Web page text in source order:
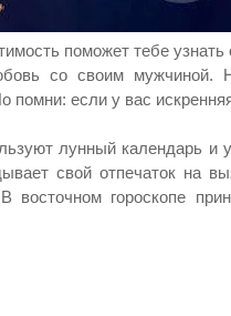
поможет тебе
со своим
помни: если у вас
лунный календарь
свой отпечаток на
В восточном гороскопе